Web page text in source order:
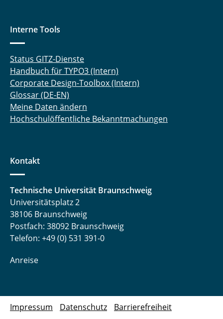
Interne Tools
Status GITZ-Dienste
Handbuch für TYPO3 (Intern)
Corporate Design-Toolbox (Intern)
Glossar (DE-EN)
Meine Daten ändern
Hochschulöffentliche Bekanntmachungen
Kontakt
Technische Universität Braunschweig
Universitätsplatz 2
38106 Braunschweig
Postfach: 38092 Braunschweig
Telefon: +49 (0) 531 391-0
Anreise
Impressum Datenschutz Barrierefreiheit